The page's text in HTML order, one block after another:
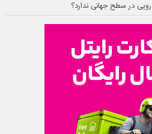
در سطح جهانی ندارد؟